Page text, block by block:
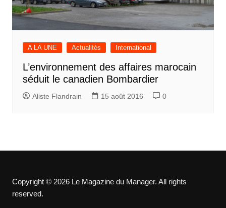
A LA UNE Actualités International
L’environnement des affaires marocain
séduit le canadien Bombardier
Aliste Flandrain 15 août 2016 0
Copyright © 2026 Le Magazine du Manager. All rights
reserved.